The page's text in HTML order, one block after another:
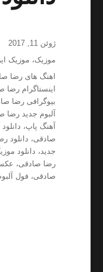
ارسال
شده
ژوئن 11, 2017
دسته‌ها
موزیک، موزیک
برچسب‌ها
اهنگ های رضا
اینستاگرام رضا
بیوگرافی رضا
آلبوم جدید رضا
آهنگ پاپ،
صادقی،
جدید، دانلود
رضا صادقی،
صادقی،فول